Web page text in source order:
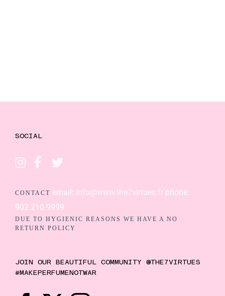
SOCIAL
CONTACT email: info@www.the7virtues.fr phone:
902.210.9999
DUE TO HYGIENIC REASONS WE HAVE A NO
RETURN POLICY
JOIN OUR BEAUTIFUL COMMUNITY @THE7VIRTUES
#MAKEPERFUMENOTWAR